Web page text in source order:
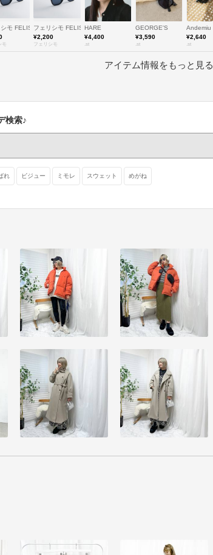
シモ FELISSIMO
モ
フェリシモ FELISSIMO
¥2,200
フェリシモ
HARE
¥4,400
.st
GEORGE'S
¥3,590
.st
Andemiu
¥2,640
.st
アイテム情報をもっと見る
検索♪
れ ビジュー ミモレ スウェット めがね